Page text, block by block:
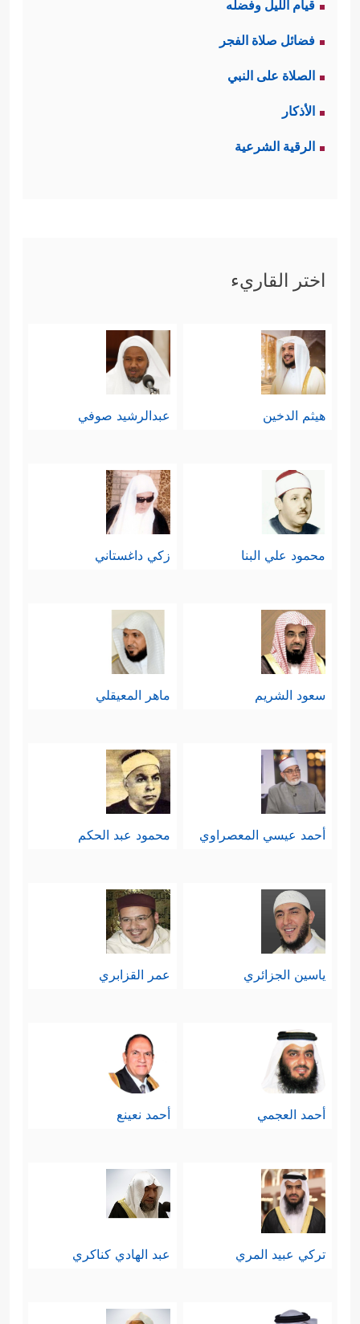
قيام الليل وفضله
فضائل صلاة الفجر
الصلاة على النبي
الأذكار
الرقية الشرعية
اختر القاريء
هيثم الدخين عبدالرشيد صوفي
محمود علي البنا زكي داغستاني
سعود الشريم ماهر المعيقلي
أحمد عيسي المعصراوي محمود عبد الحكم
ياسين الجزائري عمر القزابري
أحمد العجمي أحمد نعينع
تركي عبيد المري عبد الهادي كناكري